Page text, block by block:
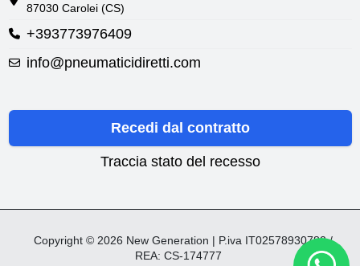
87030 Carolei (CS)
+393773976409
info@pneumaticidiretti.com
Recedi dal contratto
Traccia stato del recesso
Copyright © 2026 New Generation | P.iva IT02578930782 /
REA: CS-174777